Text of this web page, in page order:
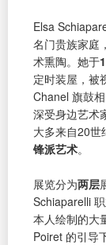
Elsa
名门贵族家庭
术熏陶。她于
定时装屋，被
Chanel 旗鼓
深受身边艺术
大多来自20世
锋派艺术。
展览分为两层
Schiaparelli
本人绘制的大
Poiret 的引导